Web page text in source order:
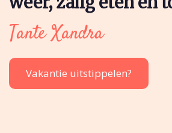
Tante Xandra
Vakantie uitstippelen?